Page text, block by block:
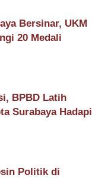
Bersinar, UKM
20 Medali
BPBD Latih
Surabaya Hadapi
Politik di